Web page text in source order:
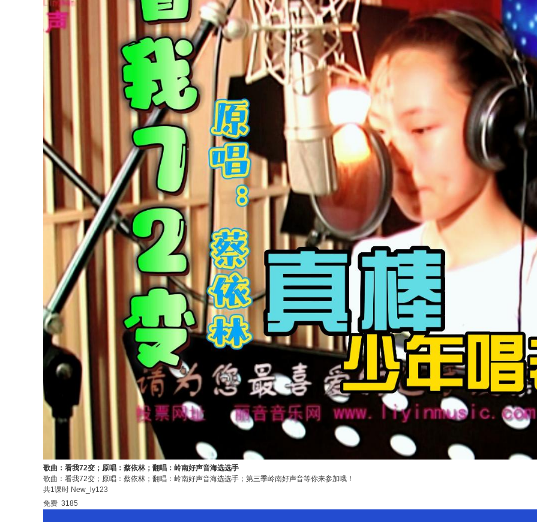
歌曲：看我72变；原唱：蔡依林；翻唱：岭南好声音海选选手
歌曲：看我72变；原唱：蔡依林；翻唱：岭南好声音海选选手；第三季岭南好声音等你来参加哦！
共1课时 New_ly123
免费 3185